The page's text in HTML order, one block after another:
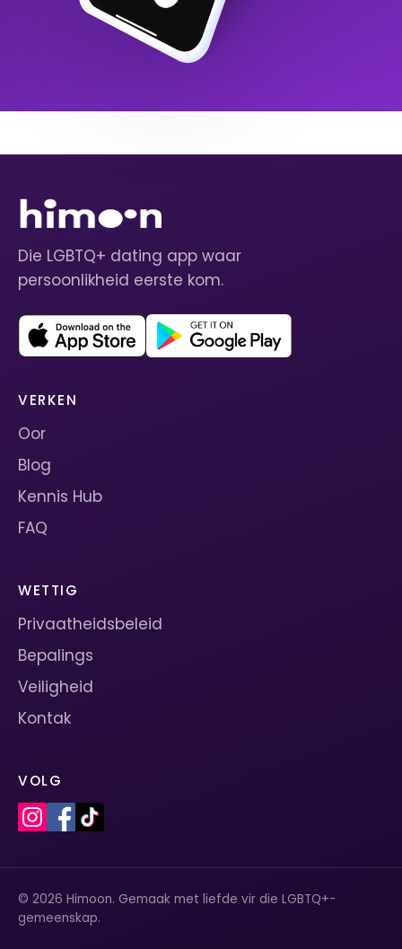
Die LGBTQ+ dating app waar
persoonlikheid eerste kom.
VERKEN
Oor
Blog
Kennis Hub
FAQ
WETTIG
Privaatheidsbeleid
Bepalings
Veiligheid
Kontak
VOLG
© 2026 Himoon. Gemaak met liefde vir die LGBTQ+-
gemeenskap.